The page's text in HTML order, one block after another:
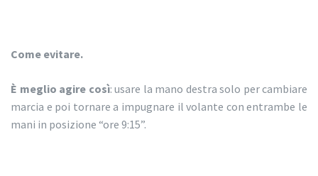
Come evitare.
È meglio agire così: usare la mano destra solo per cambiare
marcia e poi tornare a impugnare il volante con entrambe le
mani in posizione “ore 9:15”.